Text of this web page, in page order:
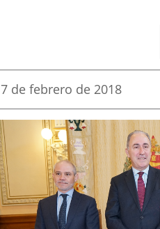
Fecha
la
noticia
7 de febrero de 2018